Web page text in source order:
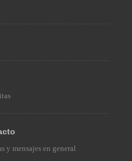
y mensajes en general